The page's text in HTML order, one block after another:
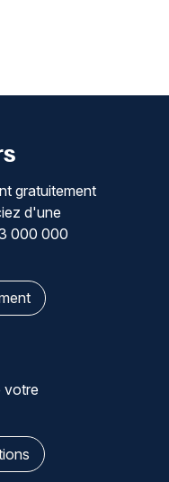
gratuitement
d'une
000 000
votre